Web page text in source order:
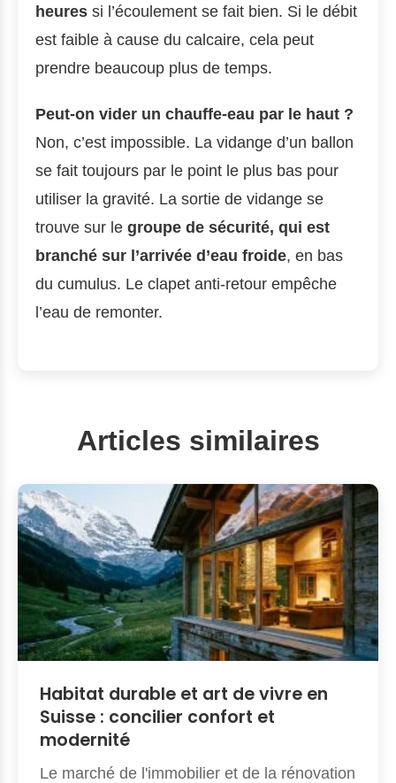
heures si l’écoulement se fait bien. Si le débit
est faible à cause du calcaire, cela peut
prendre beaucoup plus de temps.
Peut-on vider un chauffe-eau par le haut ?
Non, c’est impossible. La vidange d’un ballon
se fait toujours par le point le plus bas pour
utiliser la gravité. La sortie de vidange se
trouve sur le groupe de sécurité, qui est
branché sur l’arrivée d’eau froide, en bas
du cumulus. Le clapet anti-retour empêche
l’eau de remonter.
Articles similaires
Habitat durable et art de vivre en
Suisse : concilier confort et
modernité
Le marché de l'immobilier et de la rénovation